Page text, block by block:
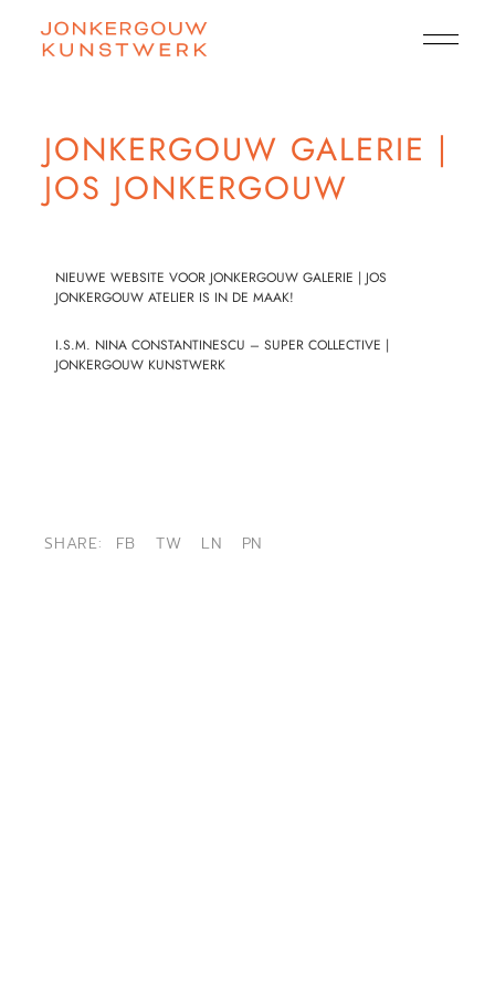
JONKERGOUW GALERIE |
JOS JONKERGOUW
NIEUWE WEBSITE VOOR JONKERGOUW GALERIE | JOS
JONKERGOUW ATELIER IS IN DE MAAK!
I.S.M. NINA CONSTANTINESCU – SUPER COLLECTIVE |
JONKERGOUW KUNSTWERK
SHARE: FB TW LN PN